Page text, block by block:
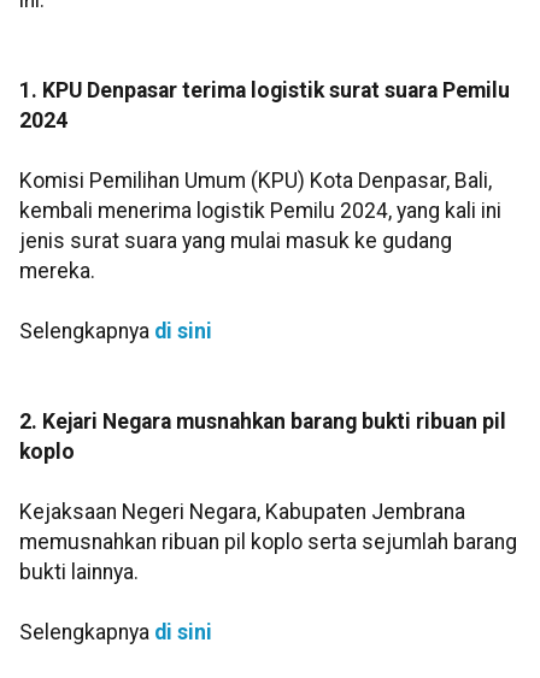
1. KPU Denpasar terima logistik surat suara Pemilu
2024
Komisi Pemilihan Umum (KPU) Kota Denpasar, Bali,
kembali menerima logistik Pemilu 2024, yang kali ini
jenis surat suara yang mulai masuk ke gudang
mereka.
Selengkapnya di sini
2. Kejari Negara musnahkan barang bukti ribuan pil
koplo
Kejaksaan Negeri Negara, Kabupaten Jembrana
memusnahkan ribuan pil koplo serta sejumlah barang
bukti lainnya.
Selengkapnya di sini